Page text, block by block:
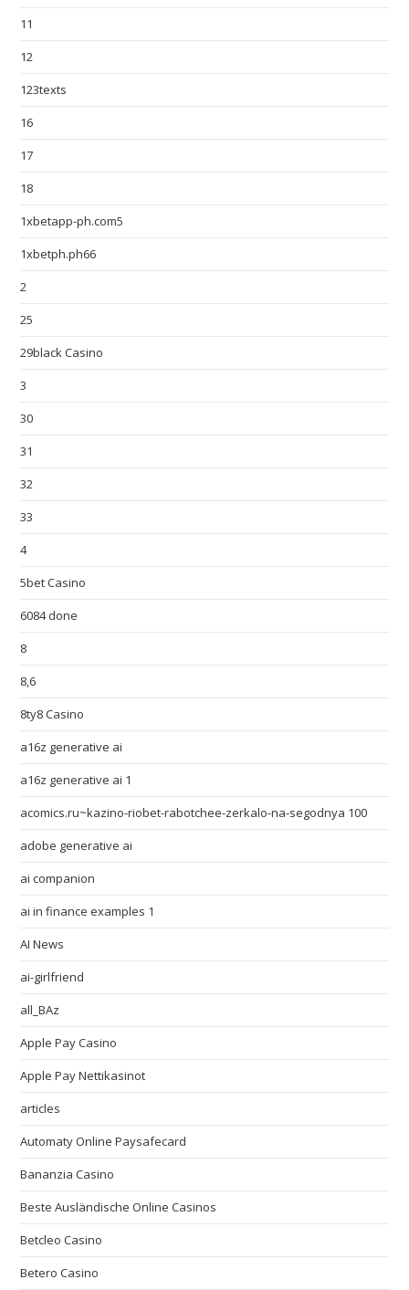
11
12
123texts
16
17
18
1xbetapp-ph.com5
1xbetph.ph66
2
25
29black Casino
3
30
31
32
33
4
5bet Casino
6084 done
8
8,6
8ty8 Casino
a16z generative ai
a16z generative ai 1
acomics.ru~kazino-riobet-rabotchee-zerkalo-na-segodnya 100
adobe generative ai
ai companion
ai in finance examples 1
AI News
ai-girlfriend
all_BAz
Apple Pay Casino
Apple Pay Nettikasinot
articles
Automaty Online Paysafecard
Bananzia Casino
Beste Ausländische Online Casinos
Betcleo Casino
Betero Casino